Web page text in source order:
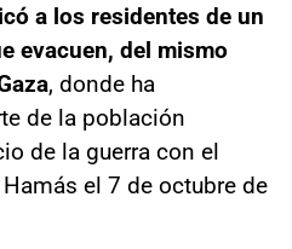
a los residentes de un
evacuen, del mismo
, donde ha
de la población
de la guerra con el
el 7 de octubre de